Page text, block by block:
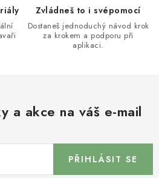
Zvládneš to i svépomocí
Dostaneš jednoduchý návod krok
za krokem a podporu při
aplikaci.
a akce na váš e-mail
PŘIHLÁSIT SE